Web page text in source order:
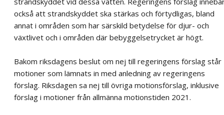
också att strandskyddet ska stärkas och förtydligas, bland
annat i områden som har särskild betydelse för djur- och
växtlivet och i områden där bebyggelsetrycket är högt.
Bakom riksdagens beslut om nej till regeringens förslag står
motioner som lämnats in med anledning av regeringens
förslag. Riksdagen sa nej till övriga motionsförslag, inklusive
förslag i motioner från allmänna motionstiden 2021.